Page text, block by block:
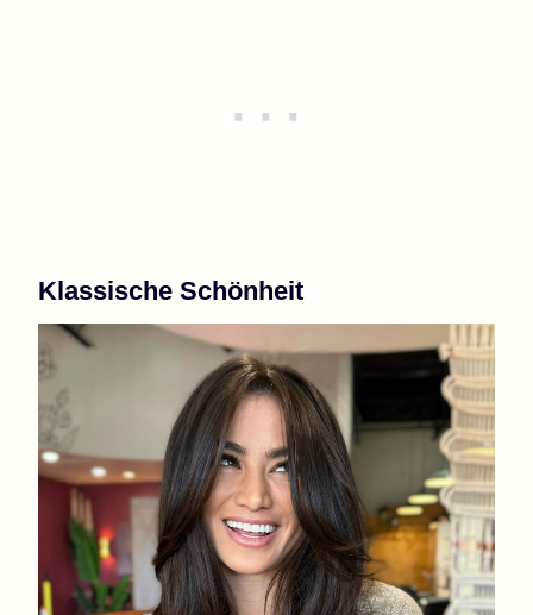
Klassische Schönheit